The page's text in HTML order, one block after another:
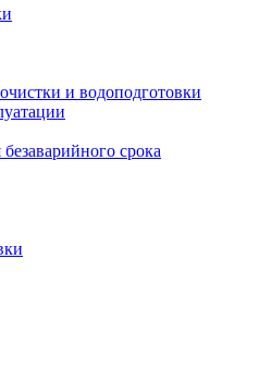
и водоподготовки
срока